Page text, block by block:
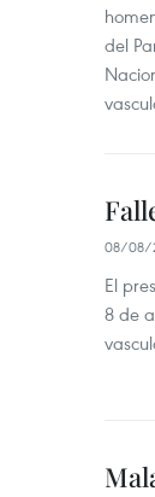
del
08/08/
El
8 de